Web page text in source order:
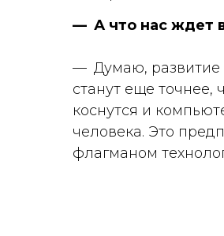
— А что нас ждет
— Думаю, развитие
станут еще
коснутся и
человека. Это
флагманом